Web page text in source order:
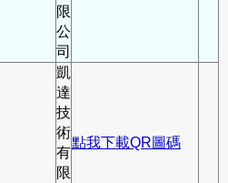
限
公
司
凱
達
技
術
有
限
點我下載QR圖碼